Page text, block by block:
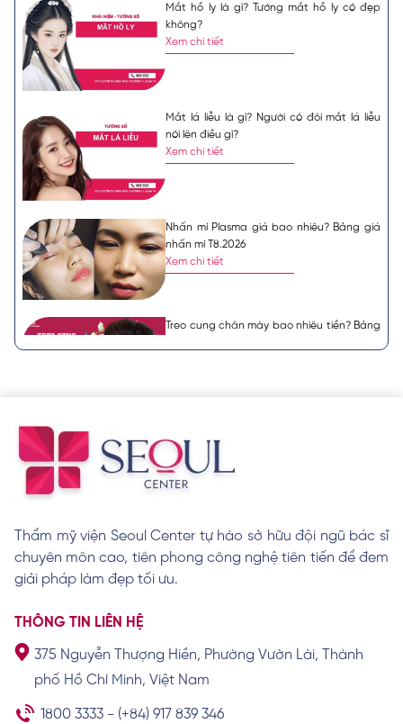
Mắt hồ ly là gì? Tướng mắt hồ ly có đẹp
không?
Xem chi tiết
Mắt lá liễu là gì? Người có đôi mắt lá liễu
nói lên điều gì?
Xem chi tiết
Nhấn mí Plasma giá bao nhiêu? Bảng giá
nhấn mí T8.2026
Xem chi tiết
Treo cung chân mày bao nhiêu tiền? Bảng
nhấn mí T8.2026
Xem chi tiết
10 kiểu mẫu cắt mí mắt đẹp tự nhiên cuốn
hút không thể bỏ qua
Xem chi tiết
Nhấn mí ở đâu đẹp tại TPHCM? Gợi ý 10
địa chỉ nhấn mí uy tín
Thẩm mỹ viện Seoul Center tự hào sở hữu đội ngũ bác sĩ
chuyên môn cao, tiên phong công nghệ tiên tiến để đem
giải pháp làm đẹp tối ưu.
THÔNG TIN LIÊN HỆ
375 Nguyễn Thượng Hiền, Phường Vườn Lài, Thành
phố Hồ Chí Minh, Việt Nam
1800 3333 - (+84) 917 839 346